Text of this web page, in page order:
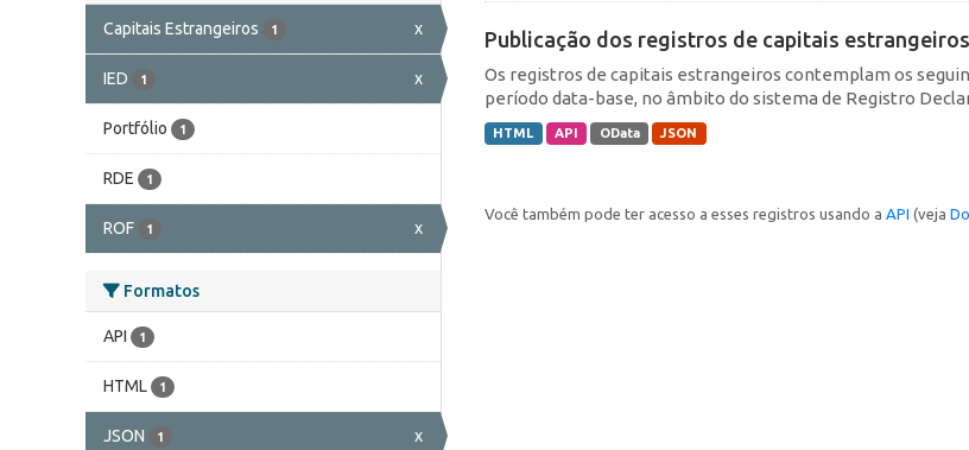
Capitais Estrangeiros 1 x
IED 1 x
Portfólio 1
RDE 1
ROF 1 x
Formatos
API 1
HTML 1
JSON 1 x
Publicação dos registros de capitais estrangeiros
Os registros de capitais estrangeiros contemplam os
período data-base, no âmbito do sistema de Registro
HTML API OData JSON
Você também pode ter acesso a esses registros usando a API (veja